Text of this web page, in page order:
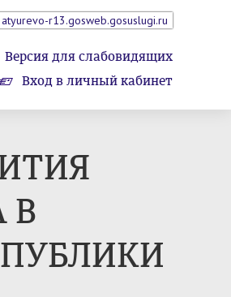
atyurevo-r13.gosweb.gosuslugi.ru
Версия для слабовидящих
Вход в личный кабинет
В